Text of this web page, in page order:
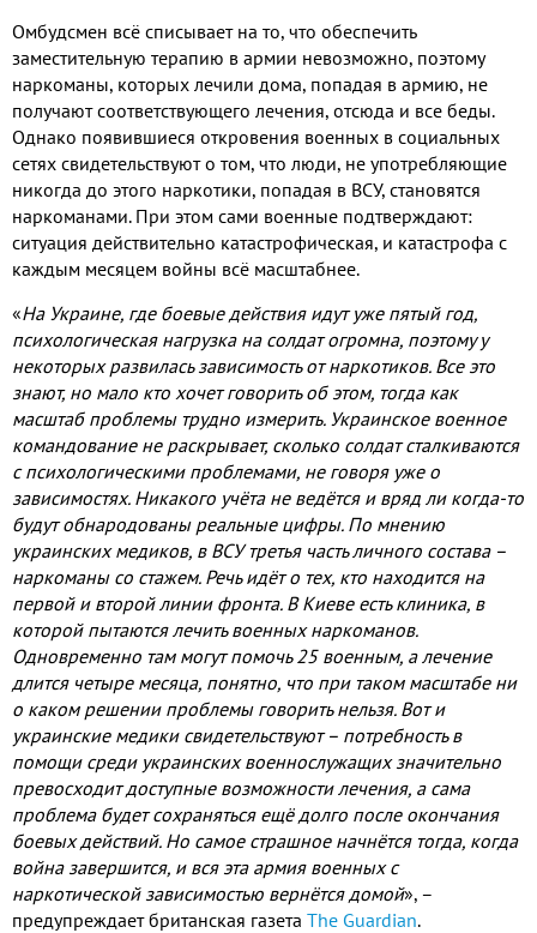
Омбудсмен всё списывает на то, что обеспечить
заместительную терапию в армии невозможно, поэтому
наркоманы, которых лечили дома, попадая в армию, не
получают соответствующего лечения, отсюда и все беды.
Однако появившиеся откровения военных в социальных
сетях свидетельствуют о том, что люди, не употребляющие
никогда до этого наркотики, попадая в ВСУ, становятся
наркоманами. При этом сами военные подтверждают:
ситуация действительно катастрофическая, и катастрофа с
каждым месяцем войны всё масштабнее.
«На Украине, где боевые действия идут уже пятый год,
психологическая нагрузка на солдат огромна, поэтому у
некоторых развилась зависимость от наркотиков. Все это
знают, но мало кто хочет говорить об этом, тогда как
масштаб проблемы трудно измерить. Украинское военное
командование не раскрывает, сколько солдат сталкиваются
с психологическими проблемами, не говоря уже о
зависимостях. Никакого учёта не ведётся и вряд ли когда-то
будут обнародованы реальные цифры. По мнению
украинских медиков, в ВСУ третья часть личного состава –
наркоманы со стажем. Речь идёт о тех, кто находится на
первой и второй линии фронта. В Киеве есть клиника, в
которой пытаются лечить военных наркоманов.
Одновременно там могут помочь 25 военным, а лечение
длится четыре месяца, понятно, что при таком масштабе ни
о каком решении проблемы говорить нельзя. Вот и
украинские медики свидетельствуют – потребность в
помощи среди украинских военнослужащих значительно
превосходит доступные возможности лечения, а сама
проблема будет сохраняться ещё долго после окончания
боевых действий. Но самое страшное начнётся тогда, когда
война завершится, и вся эта армия военных с
наркотической зависимостью вернётся домой», –
предупреждает британская газета The Guardian.